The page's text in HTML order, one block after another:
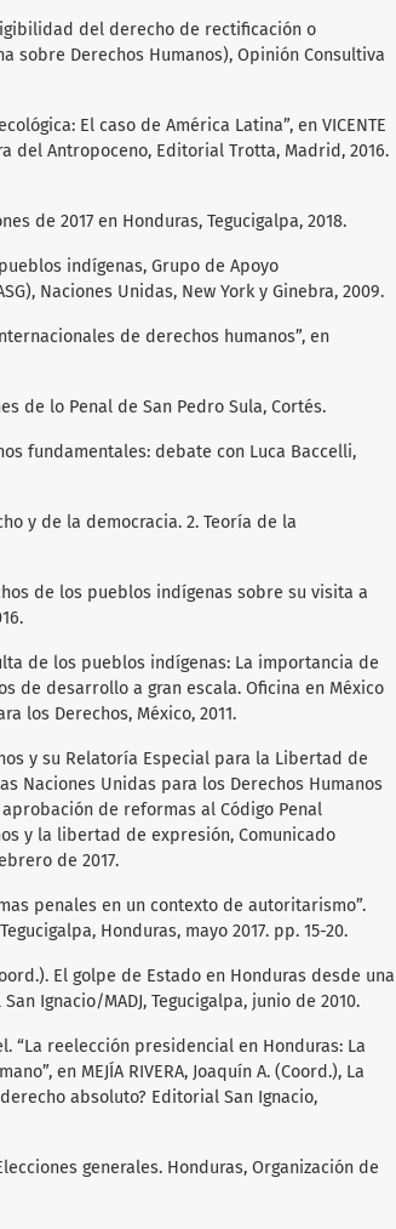
del derecho de rectificación o
sobre Derechos Humanos), Opinión Consultiva
El caso de América Latina”, en VICENTE
del Antropoceno, Editorial Trotta, Madrid, 2016.
de 2017 en Honduras, Tegucigalpa, 2018.
indígenas, Grupo de Apoyo
Naciones Unidas, New York y Ginebra, 2009.
de derechos humanos”, en
de lo Penal de San Pedro Sula, Cortés.
fundamentales: debate con Luca Baccelli,
y de la democracia. 2. Teoría de la
de los pueblos indígenas sobre su visita a
de los pueblos indígenas: La importancia de
de desarrollo a gran escala. Oficina en México
los Derechos, México, 2011.
y su Relatoría Especial para la Libertad de
Naciones Unidas para los Derechos Humanos
de reformas al Código Penal
y la libertad de expresión, Comunicado
de 2017.
penales en un contexto de autoritarismo”.
Honduras, mayo 2017. pp. 15-20.
El golpe de Estado en Honduras desde una
Ignacio/MADJ, Tegucigalpa, junio de 2010.
“La reelección presidencial en Honduras: La
en MEJÍA RIVERA, Joaquín A. (Coord.), La
absoluto? Editorial San Ignacio,
generales. Honduras, Organización de